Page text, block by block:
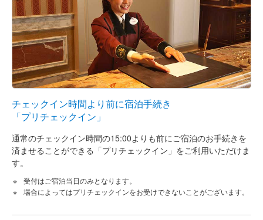
チェックイン時間より前に宿泊手続き
「プリチェックイン」
通常のチェックイン時間の15:00よりも前にご宿泊のお手続きを
済ませることができる「プリチェックイン」をご利用いただけま
す。
受付はご宿泊当日のみとなります。
場合によってはプリチェックインをお受けできないことがございます。